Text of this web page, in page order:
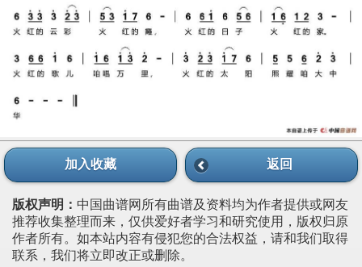
加入收藏 返回
版权声明： 中国曲谱网所有曲谱及资料均为作者提供或网友
推荐收集整理而来，仅供爱好者学习和研究使用，版权归原
作者所有。如本站内容有侵犯您的合法权益，请和我们取得
联系，我们将立即改正或删除。